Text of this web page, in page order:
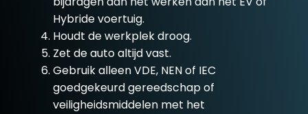
Hybride voertuig.
Houdt de werkplek droog.
Zet de auto altijd vast.
Gebruik alleen VDE, NEN of IEC
goedgekeurd gereedschap of
veiligheidsmiddelen met het